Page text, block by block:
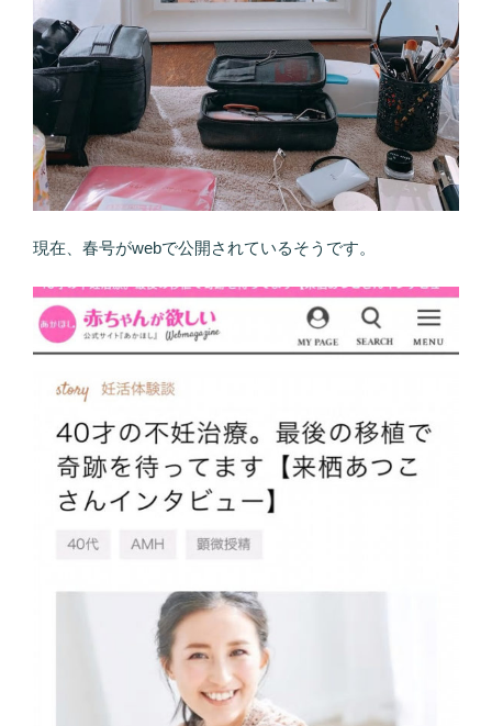
現在、春号がwebで公開されているそうです。